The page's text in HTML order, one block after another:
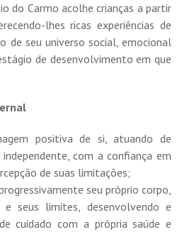
do Carmo acolhe crianças a partir
lhes ricas experiências de
de seu universo social, emocional
de desenvolvimento em que
positiva de si, atuando de
com a confiança em
de suas limitações;
seu próprio corpo,
e seus limites, desenvolvendo e
cuidado com a própria saúde e